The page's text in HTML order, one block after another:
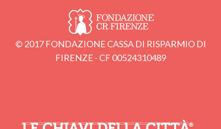
© 2017 FONDAZIONE CASSA DI RISPARMIO DI
FIRENZE - CF 00524310489